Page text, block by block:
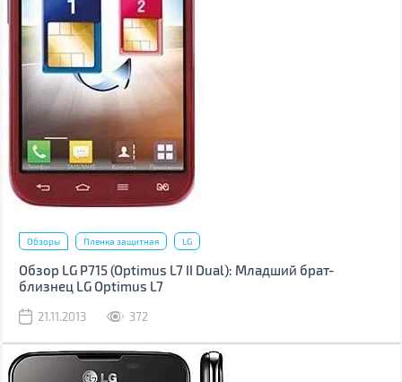
Обзоры Пленка защитная LG
Обзор LG P715 (Optimus L7 II Dual): Младший брат-
близнец LG Optimus L7
21.11.2013 372